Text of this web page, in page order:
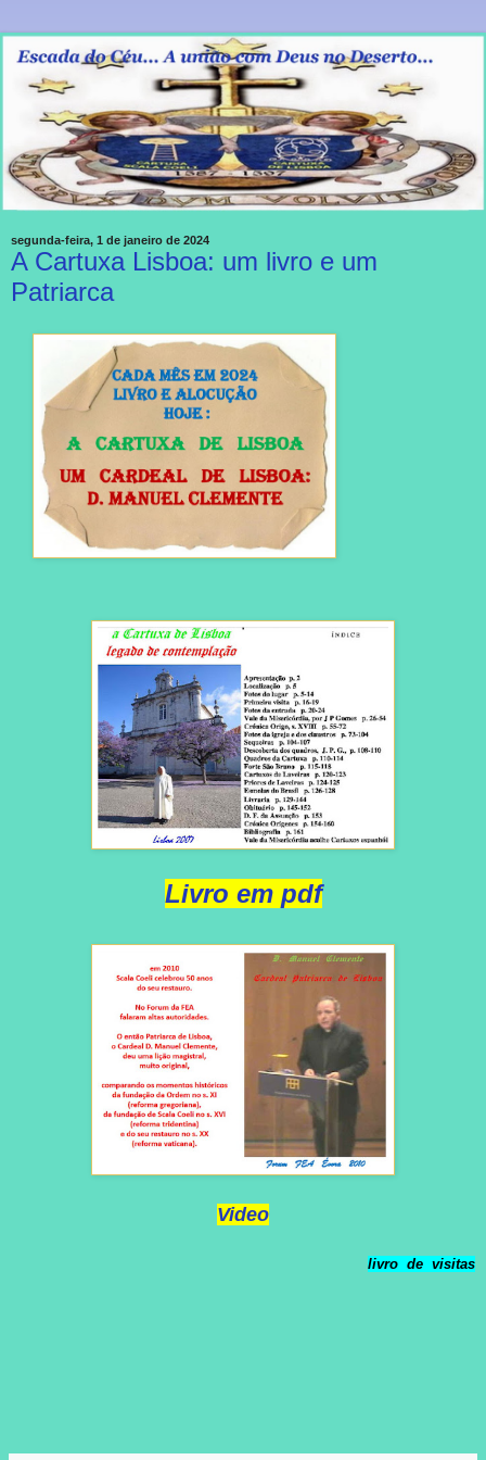
segunda-feira, 1 de janeiro de 2024
A Cartuxa Lisboa: um livro e um
Patriarca
Livro em pdf
Video
livro de visitas